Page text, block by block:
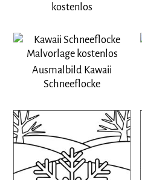
kostenlos
Ausmalbild Kawaii
Schneeflocke